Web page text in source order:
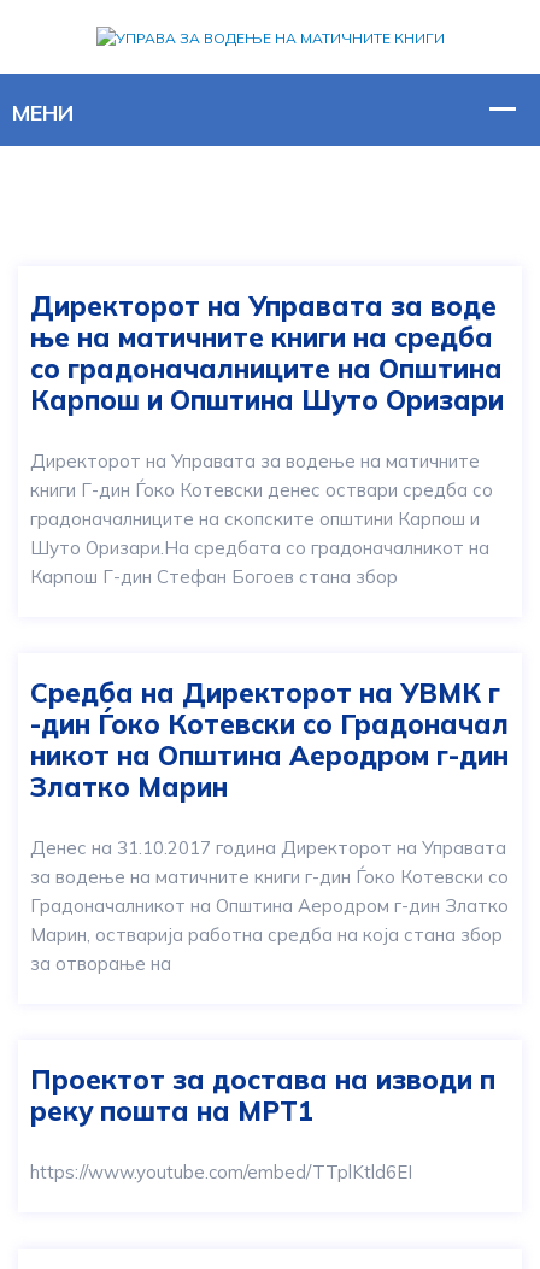
Директорот на Управата за воде
ње на матичните книги на средба
со градоначалниците на Општина
Карпош и Општина Шуто Оризари
Директорот на Управата за водење на матичните
книги Г-дин Ѓоко Котевски денес оствари средба со
градоначалниците на скопските општини Карпош и
Шуто Оризари.На средбата со градоначалникот на
Карпош Г-дин Стефан Богоев стана збор
Средба на Директорот на УВМК г
-дин Ѓоко Котевски со Градоначал
никот на Општина Аеродром г-дин
Златко Марин
Денес на 31.10.2017 година Директорот на Управата
за водење на матичните книги г-дин Ѓоко Котевски со
Градоначалникот на Општина Аеродром г-дин Златко
Марин, остварија работна средба на која стана збор
за отворање на
Проектот за достава на изводи п
реку пошта на МРТ1
https://www.youtube.com/embed/TTplKtld6EI